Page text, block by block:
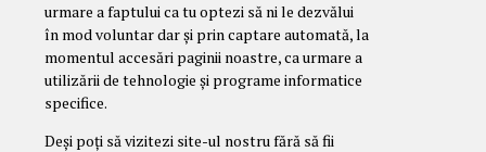
urmare a faptului ca tu optezi să ni le dezvălui
în mod voluntar dar și prin captare automată, la
momentul accesări paginii noastre, ca urmare a
utilizării de tehnologie și programe informatice
specifice.
Deși poți să vizitezi site-ul nostru fără să fii